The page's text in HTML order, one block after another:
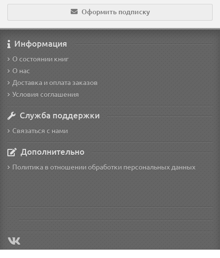
Оформить подписку
Информация
О состоянии книг
О нас
Доставка и оплата заказов
Условия соглашения
Служба поддержки
Связаться с нами
Дополнительно
Политика в отношении обработки персональных данных